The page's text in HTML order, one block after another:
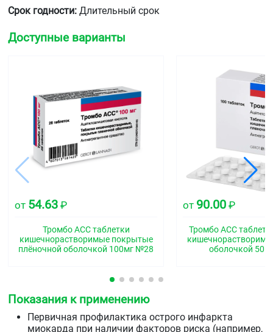
Срок годности: Длительный срок
Доступные варианты
от 54.63 ₽
Тромбо АСС таблетки
кишечнорастворимые покрытые
плёночной оболочкой 100мг №28
от 90.00 ₽
Тромбо АСС
оболочкой
Показания к применению
Первичная профилактика острого инфаркта
миокарда при наличии факторов риска (например,